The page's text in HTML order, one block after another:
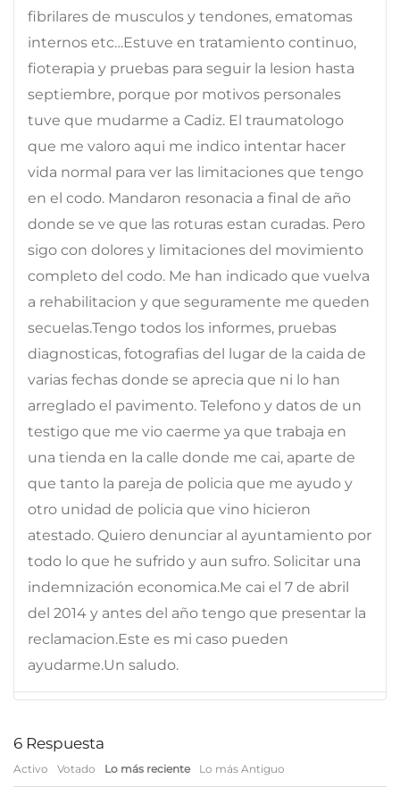
fibrilares de musculos y tendones, ematomas
internos etc…Estuve en tratamiento continuo,
fioterapia y pruebas para seguir la lesion hasta
septiembre, porque por motivos personales
tuve que mudarme a Cadiz. El traumatologo
que me valoro aqui me indico intentar hacer
vida normal para ver las limitaciones que tengo
en el codo. Mandaron resonacia a final de año
donde se ve que las roturas estan curadas. Pero
sigo con dolores y limitaciones del movimiento
completo del codo. Me han indicado que vuelva
a rehabilitacion y que seguramente me queden
secuelas.Tengo todos los informes, pruebas
diagnosticas, fotografias del lugar de la caida de
varias fechas donde se aprecia que ni lo han
arreglado el pavimento. Telefono y datos de un
testigo que me vio caerme ya que trabaja en
una tienda en la calle donde me cai, aparte de
que tanto la pareja de policia que me ayudo y
otro unidad de policia que vino hicieron
atestado. Quiero denunciar al ayuntamiento por
todo lo que he sufrido y aun sufro. Solicitar una
indemnización economica.Me cai el 7 de abril
del 2014 y antes del año tengo que presentar la
reclamacion.Este es mi caso pueden
ayudarme.Un saludo.
6 Respuesta
Activo Votado Lo más reciente Lo más Antiguo